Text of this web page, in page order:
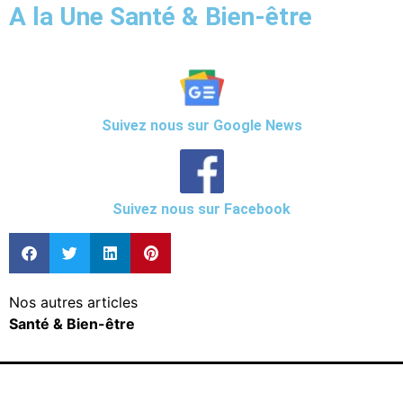
A la Une Santé & Bien-être
Suivez nous sur Google News
Suivez nous sur Facebook
Nos autres articles
Santé & Bien-être